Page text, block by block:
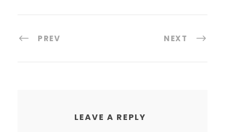
PREV NEXT
LEAVE A REPLY